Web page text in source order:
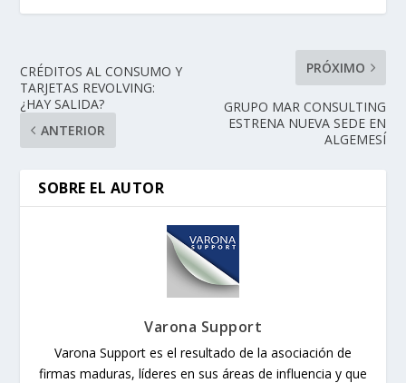
CRÉDITOS AL CONSUMO Y
TARJETAS REVOLVING:
¿HAY SALIDA?
ANTERIOR
PRÓXIMO
GRUPO MAR CONSULTING
ESTRENA NUEVA SEDE EN
ALGEMESÍ
SOBRE EL AUTOR
Varona Support
Varona Support es el resultado de la asociación de
firmas maduras, líderes en sus áreas de influencia y que